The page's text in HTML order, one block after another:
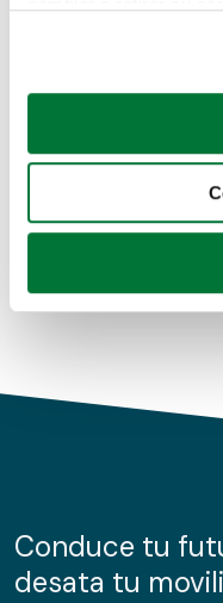
Si lo permite, también
Recopilar
Identificar su
para buscar
Obtenga más
de cookies.
información sobre el
nuestros partners de
Coches de segunda
Coches de km0
Conduce tu
desata tu